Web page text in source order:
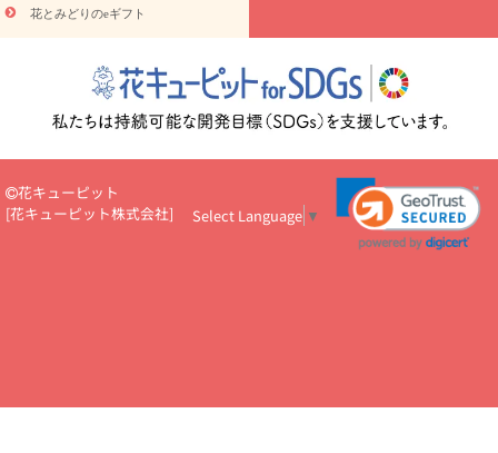
やみ・10000円～
365日の誕生花カレンダー
開店・開業祝
お祝いを贈るときのマナー・
花キューピットのお祝いコラム一覧
誕生日のお花を「色
彩心理学」で選ぶ方法
結婚祝いの予算相場
出産祝いお役立ち情
転職祝いのマナー基礎知識
ペットのお祝いワンポイントアド
バイス
スタンド花（フラスタ）のマナー
お見舞いのマナーとル
お祝い花のマナー総まとめ
場上司や先輩へ贈るお祝い花の正解は？
開店祝いの花 選び方ガイ
ド（早見表あり）
花キューピットのお供え・
プロ直伝10のテクニック
花美人5人の「花のある暮らし」
美
花とみどりのeギフト
花キューピット
[花キューピット株式会社] Select Language ▼